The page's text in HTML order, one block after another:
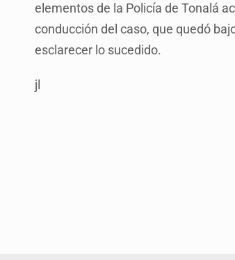
elementos de la Policía de Tonalá
conducción del caso, que quedó
esclarecer lo sucedido.
jl